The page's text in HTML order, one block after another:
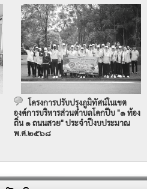
โครงการปรับปรุงภูมิทัศน์ในเขต
องค์การบริหารส่วนตำบลโคกปีบ "๑ ท้อง
ถิ่น ๑ ถนนสวย" ประจำปีงบประมาณ
พ.ศ.๒๕๖๘